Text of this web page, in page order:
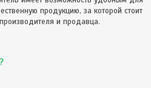
продукцию, за которой стоит
и продавца.